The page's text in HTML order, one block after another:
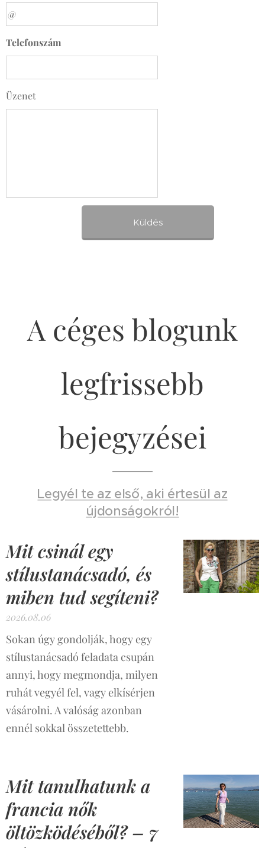
Telefonszám
Üzenet
Küldés
A céges blogunk
legfrissebb
bejegyzései
Legyél te az első, aki értesül az
újdonságokról!
Mit csinál egy
stílustanácsadó, és
miben tud segíteni?
2026.08.06
Sokan úgy gondolják, hogy egy
stílustanácsadó feladata csupán
annyi, hogy megmondja, milyen
ruhát vegyél fel, vagy elkísérjen
vásárolni. A valóság azonban
ennél sokkal összetettebb.
Mit tanulhatunk a
francia nők
öltözködéséből? – 7